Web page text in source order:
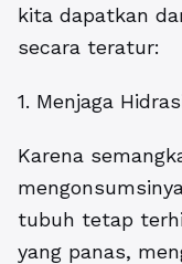
kita dapatkan
secara teratur:
1. Menjaga
Karena
tubuh tetap
yang panas,